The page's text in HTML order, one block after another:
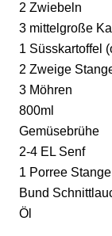
2 Zwiebeln
3 mittelgroße
1 Süsskartoffel
2 Zweige
3 Möhren
800ml
Gemüsebrühe
2-4 EL Senf
1 Porree Stange
Bund
Öl